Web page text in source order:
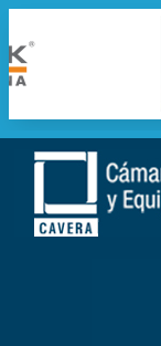
Saltar
contenido